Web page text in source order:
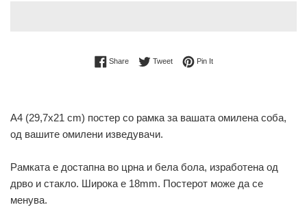
ShareShare on Facebook
TweetTweet on Twitter
Pin ItPin on Pinterest
А4 (29,7x21 cm) постер со рамка за вашата омилена соба,
од вашите омилени изведувачи.
Рамката е достапна во црна и бела бола, изработена од
дрво и стакло. Широка е 18mm. Постерот може да се
менува.